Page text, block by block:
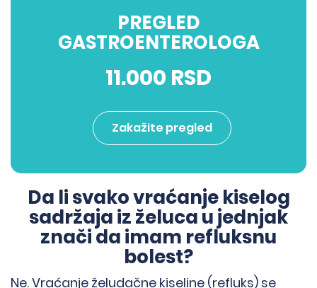
PREGLED
GASTROENTEROLOGA
11.000 RSD
Zakažite pregled
Da li svako vraćanje kiselog
sadržaja iz želuca u jednjak
znači da imam refluksnu
bolest?
Ne. Vraćanje želudačne kiseline (refluks) se